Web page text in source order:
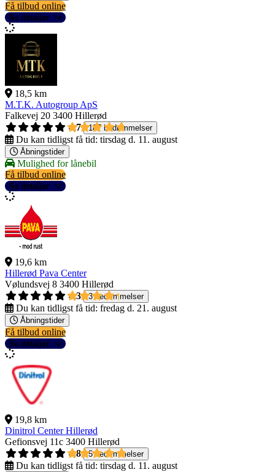
Få tilbud online
Se detaljer
18,5 km
M.T.K. Autogroup ApS
Falkevej 20 3400 Hillerød
4,7
187 bedømmelser
Du kan tidligst få tid: tirsdag d. 11. august
Åbningstider
Mulighed for lånebil
Få tilbud online
Se detaljer
19,6 km
Hillerød Pava Center
Vølundsvej 8 3400 Hillerød
4,3
3 bedømmelser
Du kan tidligst få tid: fredag d. 21. august
Åbningstider
Få tilbud online
Se detaljer
19,8 km
Dinitrol Center Hillerød
Gefionsvej 11c 3400 Hillerød
4,8
5 bedømmelser
Du kan tidligst få tid: tirsdag d. 11. august